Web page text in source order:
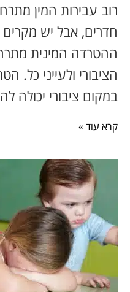
רוב עבירות המין
חדרים, אבל יש
ההטרדה המינית
הציבורי ולעייני כל.
במקום ציבורי יכולה
קרא עוד »